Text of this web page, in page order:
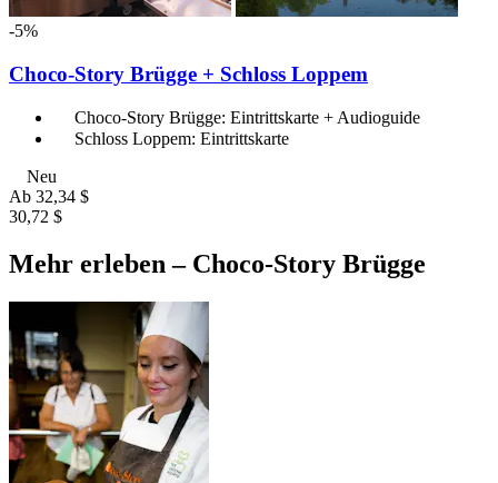
-5%
Choco-Story Brügge + Schloss Loppem
Choco-Story Brügge: Eintrittskarte + Audioguide
Schloss Loppem: Eintrittskarte
Neu
Ab 32,34 $
30,72 $
Mehr erleben – Choco-Story Brügge